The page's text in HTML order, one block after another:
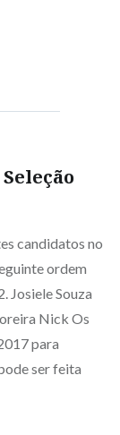
candidatos no
ordem
Josiele Souza
Nick Os
para
ser feita